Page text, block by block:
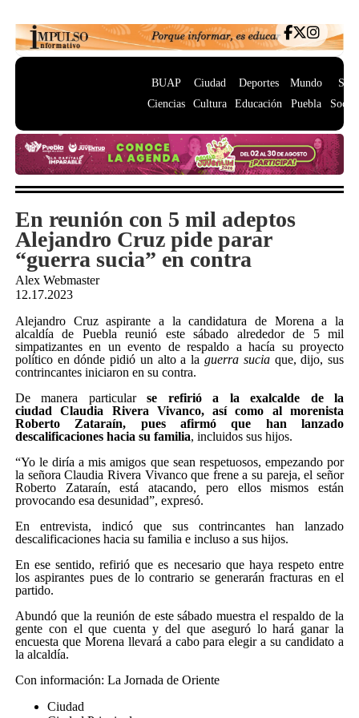
BUAP
Ciencias
Ciudad
Cultura
Deportes
Educación
Mundo
Puebla
En reunión con 5 mil adeptos
Alejandro Cruz pide parar
“guerra sucia” en contra
Alex Webmaster
12.17.2023
Alejandro Cruz aspirante a la candidatura de Morena a la
alcaldía de Puebla reunió este sábado alrededor de 5 mil
simpatizantes en un evento de respaldo a hacía su proyecto
político en dónde pidió un alto a laguerra suciaque, dijo, sus
contrincantes iniciaron en su contra.
De manera particularse refirió a la exalcalde de la
ciudad Claudia Rivera Vivanco, así como al morenista
Roberto Zataraín, pues afirmó que han lanzado
descalificaciones hacia su familia, incluidos sus hijos.
“Yo le diría a mis amigos que sean respetuosos, empezando por
la señora Claudia Rivera Vivanco que frene a su pareja, el señor
Roberto Zataraín, está atacando, pero ellos mismos están
provocando esa desunidad”, expresó.
En entrevista, indicó que sus contrincantes han lanzado
descalificaciones hacia su familia e incluso a sus hijos.
En ese sentido, refirió que es necesario que haya respeto entre
los aspirantes pues de lo contrario se generarán fracturas en el
partido.
Abundó que la reunión de este sábado muestra el respaldo de la
gente con el que cuenta y del que aseguró lo hará ganar la
encuesta que Morena llevará a cabo para elegir a su candidato a
la alcaldía.
Con información: La Jornada de Oriente
Ciudad